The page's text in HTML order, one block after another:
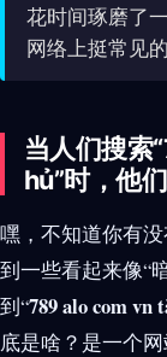
花时间琢磨了
网络上挺常见的
当人们搜索
hủ”时，他
嘿，不知道你有
到一些看起来像“
到“789 alo com vn
底是啥？是一个